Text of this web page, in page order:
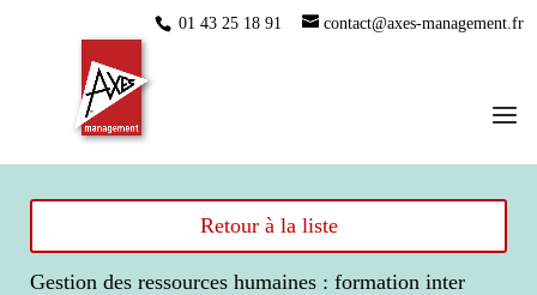
01 43 25 18 91 contact@axes-management.fr
Retour à la liste
Gestion des ressources humaines : formation inter